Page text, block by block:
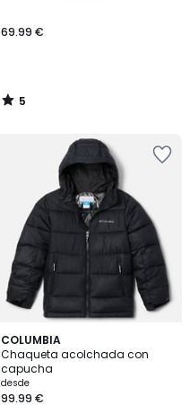
69.99 €
5
/
COLUMBIA
Chaqueta acolchada con
capucha
desde
99.99 €
4,3
/ 5
2
Colores